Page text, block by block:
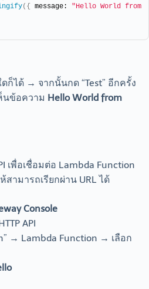
({ message: "Hello World from
ก็ได้ → จากนั้นกด “Test” อีกครั้ง
นข้อความ Hello World from
เพื่อเชื่อมต่อ Lambda Function
สามารถเรียกผ่าน URL ได้
Console
API
→ Lambda Function → เลือก